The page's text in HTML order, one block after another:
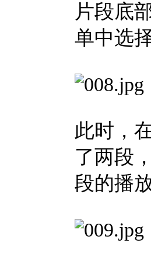
片段底
单中选
此时，
了两段
段的播